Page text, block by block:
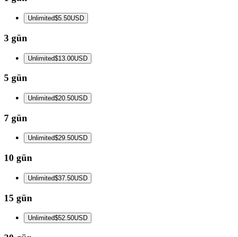
Unlimited$5.50USD
3 gün
Unlimited$13.00USD
5 gün
Unlimited$20.50USD
7 gün
Unlimited$29.50USD
10 gün
Unlimited$37.50USD
15 gün
Unlimited$52.50USD